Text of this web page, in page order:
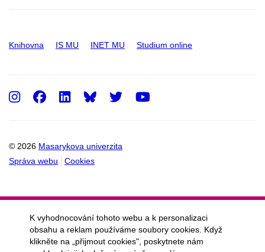
Knihovna IS MU INET MU Studium online
© 2026 Masarykova univerzita
Správa webu
Cookies
Instagram
Facebook
LinkedInTwitter
K vyhodnocování tohoto webu a k personalizaci
obsahu a reklam používáme soubory cookies. Když
klikněte na „přijmout cookies", poskytnete nám